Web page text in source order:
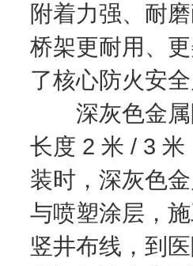
附着力强、耐
桥架更耐用、
了核心防火安
深灰色金属
长度 2 米 / 3
装时，深灰色
与喷塑涂层，
竖井布线，到